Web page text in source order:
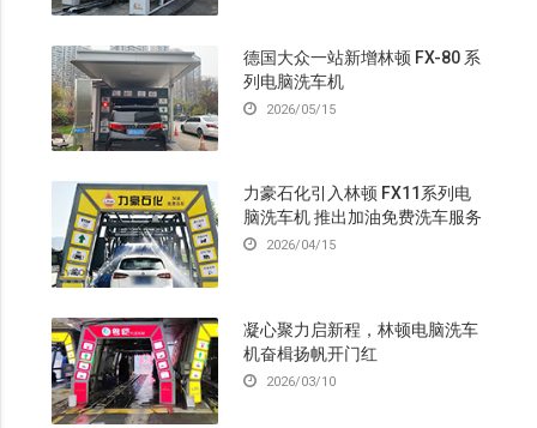
德国大众一站新增林顿 FX-80 系
列电脑洗车机
2026/05/15
力豪石化引入林顿 FX11系列电
脑洗车机 推出加油免费洗车服务
2026/04/15
凝心聚力启新程，林顿电脑洗车
机奋楫扬帆开门红
2026/03/10